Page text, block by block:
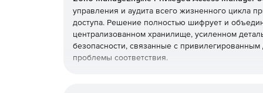
управления и аудита всего жизненного цикла
доступа. Решение полностью шифрует и
централизованном хранилище, усиленном
безопасности, связанные с
проблемы соответствия.